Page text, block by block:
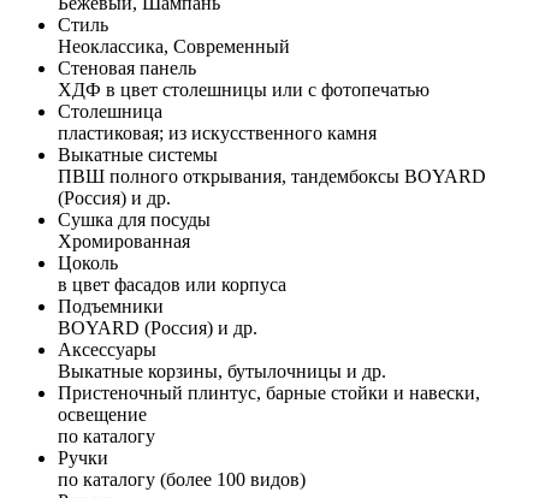
Стиль
Неоклассика, Современный
Стеновая панель
ХДФ в цвет столешницы или с фотопечатью
Столешница
пластиковая; из искусственного камня
Выкатные системы
ПВШ полного открывания, тандембоксы BOYARD
(Россия) и др.
Сушка для посуды
Хромированная
Цоколь
в цвет фасадов или корпуса
Подъемники
BOYARD (Россия) и др.
Аксессуары
Выкатные корзины, бутылочницы и др.
Пристеночный плинтус, барные стойки и навески,
освещение
по каталогу
Ручки
по каталогу (более 100 видов)